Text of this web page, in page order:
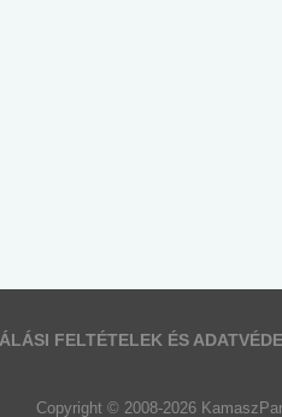
FELTÉTELEK ÉS
Copyright © 2008-2026